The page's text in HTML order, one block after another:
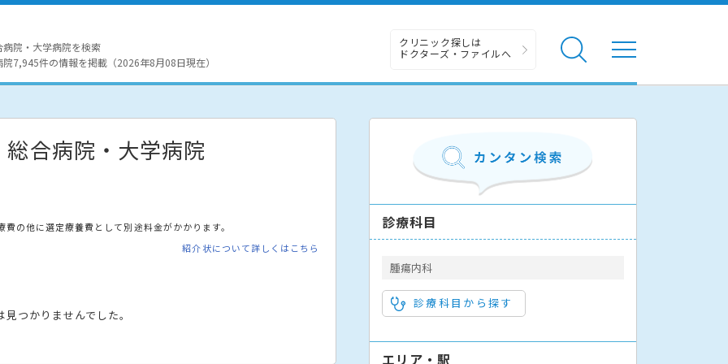
院・大学病院を検索
7,945件の情報を掲載（2026年8月08日現在）
クリニック探しは
ドクターズ・ファイルへ
合病院・大学病院
の他に選定療養費として別途料金がかかります。
紹介状について詳しくはこちら
つかりませんでした。
診療科目
腫瘍内科
診療科目から探す
エリア・駅